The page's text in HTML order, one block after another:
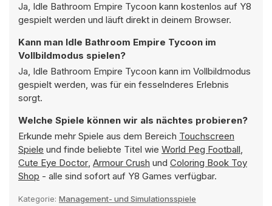
Ja, Idle Bathroom Empire Tycoon kann kostenlos auf Y8
gespielt werden und läuft direkt in deinem Browser.
Kann man Idle Bathroom Empire Tycoon im
Vollbildmodus spielen?
Ja, Idle Bathroom Empire Tycoon kann im Vollbildmodus
gespielt werden, was für ein fesselnderes Erlebnis
sorgt.
Welche Spiele können wir als nächtes probieren?
Erkunde mehr Spiele aus dem Bereich Touchscreen
Spiele und finde beliebte Titel wie World Peg Football,
Cute Eye Doctor, Armour Crush und Coloring Book Toy
Shop - alle sind sofort auf Y8 Games verfügbar.
Kategorie: Management- und Simulationsspiele